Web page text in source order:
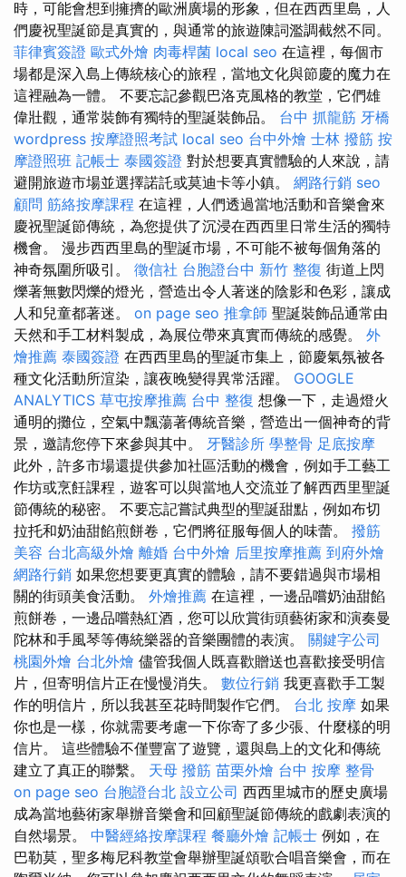
時，可能會想到擁擠的歐洲廣場的形象，但在西西里島，人
們慶祝聖誕節是真實的，與通常的旅遊陳詞濫調截然不同。
菲律賓簽證 歐式外燴 肉毒桿菌 local seo 在這裡，每個市
場都是深入島上傳統核心的旅程，當地文化與節慶的魔力在
這裡融為一體。 不要忘記參觀巴洛克風格的教堂，它們雄
偉壯觀，通常裝飾有獨特的聖誕裝飾品。 台中 抓龍筋 牙橋
wordpress 按摩證照考試 local seo 台中外燴 士林 撥筋 按
摩證照班 記帳士 泰國簽證 對於想要真實體驗的人來說，請
避開旅遊市場並選擇諾託或莫迪卡等小鎮。 網路行銷 seo
顧問 筋絡按摩課程 在這裡，人們透過當地活動和音樂會來
慶祝聖誕節傳統，為您提供了沉浸在西西里日常生活的獨特
機會。 漫步西西里島的聖誕市場，不可能不被每個角落的
神奇氛圍所吸引。 徵信社 台胞證台中 新竹 整復 街道上閃
爍著無數閃爍的燈光，營造出令人著迷的陰影和色彩，讓成
人和兒童都著迷。 on page seo 推拿師 聖誕裝飾品通常由
天然和手工材料製成，為展位帶來真實而傳統的感覺。 外
燴推薦 泰國簽證 在西西里島的聖誕市集上，節慶氣氛被各
種文化活動所渲染，讓夜晚變得異常活躍。 GOOGLE
ANALYTICS 草屯按摩推薦 台中 整復 想像一下，走過燈火
通明的攤位，空氣中飄蕩著傳統音樂，營造出一個神奇的背
景，邀請您停下來參與其中。 牙醫診所 學整骨 足底按摩
此外，許多市場還提供參加社區活動的機會，例如手工藝工
作坊或烹飪課程，遊客可以與當地人交流並了解西西里聖誕
節傳統的秘密。 不要忘記嘗試典型的聖誕甜點，例如布切
拉托和奶油甜餡煎餅卷，它們將征服每個人的味蕾。 撥筋
美容 台北高級外燴 離婚 台中外燴 后里按摩推薦 到府外燴
網路行銷 如果您想要更真實的體驗，請不要錯過與市場相
關的街頭美食活動。 外燴推薦 在這裡，一邊品嚐奶油甜餡
煎餅卷，一邊品嚐熱紅酒，您可以欣賞街頭藝術家和演奏曼
陀林和手風琴等傳統樂器的音樂團體的表演。 關鍵字公司
桃園外燴 台北外燴 儘管我個人既喜歡贈送也喜歡接受明信
片，但寄明信片正在慢慢消失。 數位行銷 我更喜歡手工製
作的明信片，所以我甚至花時間製作它們。 台北 按摩 如果
你也是一樣，你就需要考慮一下你寄了多少張、什麼樣的明
信片。 這些體驗不僅豐富了遊覽，還與島上的文化和傳統
建立了真正的聯繫。 天母 撥筋 苗栗外燴 台中 按摩 整骨
on page seo 台胞證台北 設立公司 西西里城市的歷史廣場
成為當地藝術家舉辦音樂會和回顧聖誕節傳統的戲劇表演的
自然場景。 中醫經絡按摩課程 餐廳外燴 記帳士 例如，在
巴勒莫，聖多梅尼科教堂會舉辦聖誕頌歌合唱音樂會，而在